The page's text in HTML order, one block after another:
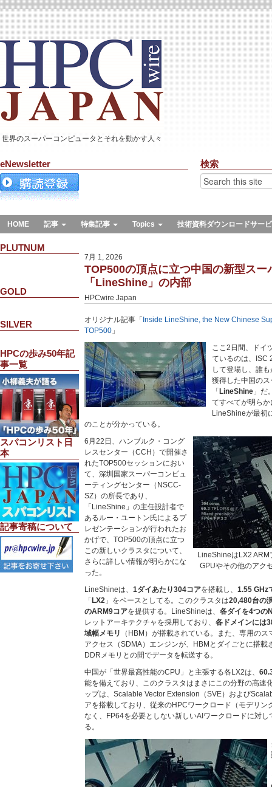
世界のスーパーコンピュータとそれを動かす人々
eNewsletter 検索
HOME 記事 特集記事 Topics 技術資料ダウンロードサー
PLUTNUM
GOLD
SILVER
HPCの歩み50年記
事一覧
スパコンリスト日
本
記事寄稿について
7月 1, 2026
TOP500の頂点に立つ中国の新型スー
「LineShine」の内部
HPCwire Japan
オリジナル記事「 Inside LineShine, the New Chinese
TOP500」
ここ2日間、ドイ
ているのは、ISC
して登場し、誰
獲得した中国の
「 LineShine」だ
てすべてが明ら
LineShineが最初
のことが分かっている。
LineShineはLX2
GPUやその他のアク
6月22日、ハンブルク・コング
レスセンター（CCH）で開催さ
れたTOP500セッションにおい
て、深圳国家スーパーコンピュ
ーティングセンター（NSCC-
SZ）の所長であり、
「LineShine」の主任設計者で
あるルー・ユートン氏によるプ
レゼンテーションが行われたお
かげで、TOP500の頂点に立つ
この新しいクラスタについて、
さらに詳しい情報が明らかにな
った。
LineShineは、 1ダイあたり304コアを搭載し、 1.55 GHz
「 LX2」をベースとしてる。このクラスタは20,480台の
のARM9コアを提供する。LineShineは、 各ダイを4つの
レットアーキテクチャを採用しており、 各ドメインには
域幅メモリ
（HBM）が搭載されている。また、専用の
アクセス（SDMA）エンジンが、HBMとダイごとに搭載
DDRメモリとの間でデータを転送する。
中国が「世界最高性能のCPU」と主張する各LX2は、
能を備えており、このクラスタはまさにこの分野の高速
ップは、Scalable Vector Extension（SVE）および
アを搭載しており、従来のHPCワークロード（モデリン
なく、FP64を必要としない新しいAIワークロードに対
る。